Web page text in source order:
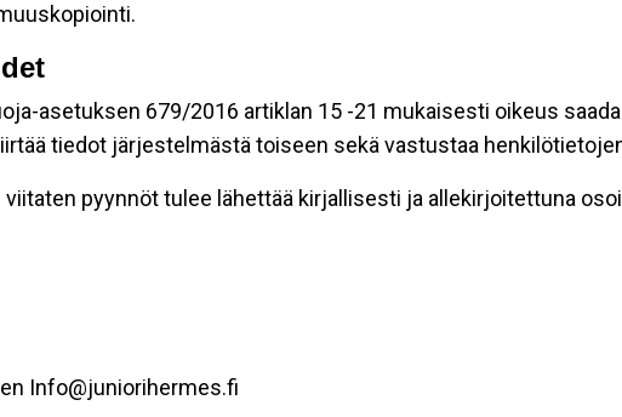
asetuksen 679/2016 artiklan 15 -21 mukaisesti oikeus
tiedot järjestelmästä toiseen sekä vastustaa
pyynnöt tulee lähettää kirjallisesti ja allekirjoitettuna
Info@juniorihermes.fi